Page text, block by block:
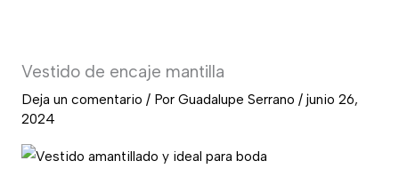
Vestido de encaje mantilla
Deja un comentario / Por Guadalupe Serrano / junio 26,
2024